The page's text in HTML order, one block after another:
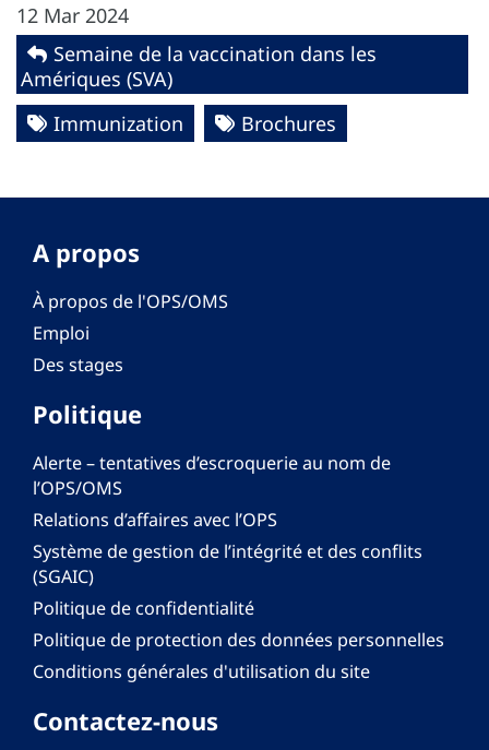
12 Mar 2024
Semaine de la vaccination dans les
Amériques (SVA)
Immunization
Brochures
A propos
À propos de l'OPS/OMS
Emploi
Des stages
Politique
Alerte – tentatives d’escroquerie au nom de
l’OPS/OMS
Relations d’affaires avec l’OPS
Système de gestion de l’intégrité et des conflits
(SGAIC)
Politique de confidentialité
Politique de protection des données personnelles
Conditions générales d'utilisation du site
Contactez-nous